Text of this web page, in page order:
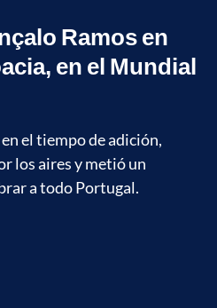
Ramos en
en el Mundial
el tiempo de adición,
los aires y metió un
a todo Portugal.